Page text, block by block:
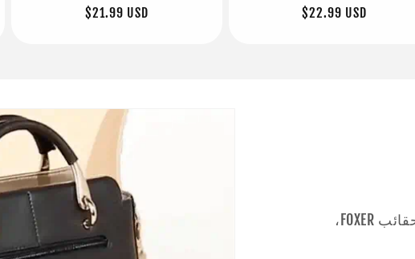
سعر
$21.99 USD
سعر
$22.99 USD
تألق مع مجموعتنا الحصرية من حقائب FOXER،